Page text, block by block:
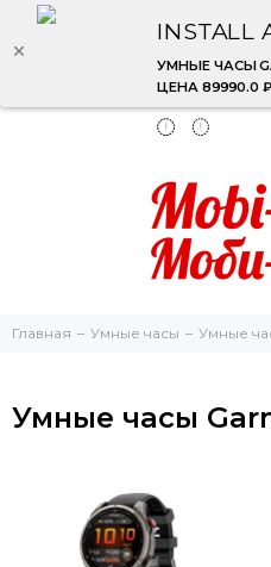
INSTALL
УМНЫЕ ЧАСЫ
ЦЕНА 89990.0
Главная Умные часы Умные
Умные часы